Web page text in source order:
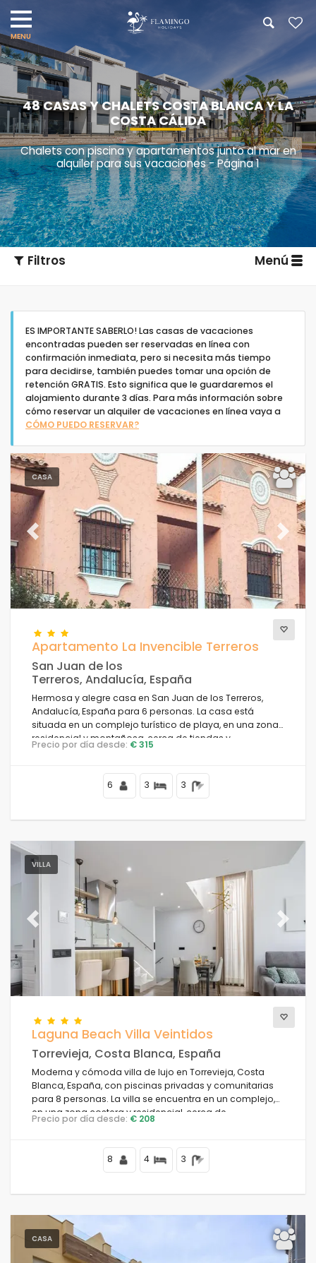
48 CASAS Y CHALETS COSTA BLANCA Y LA
COSTA CÁLIDA
Chalets con piscina y apartamentos junto al mar en
alquiler para sus vacaciones - Página 1
Filtros Menú
Tipo de alojamiento
Personas
Dormitorios
Cuartos de baño
Su selección
En el área de la ciudad
Limpiar filtros
Condiciones
Distancias
Confort
Servicios
Vistas
Categorías adicionales
Su última visita (0)
Sus favoritos (0)
Novedades (8)
ES IMPORTANTE SABERLO! Las casas de vacaciones
encontradas pueden ser reservadas en línea con
confirmación inmediata, pero si necesita más tiempo
para decidirse, también puedes tomar una opción de
retención GRATIS. Esto significa que le guardaremos el
alojamiento durante 3 días. Para más información sobre
cómo reservar un alquiler de vacaciones en línea vaya a
CÓMO PUEDO RESERVAR?
CASA
Previous Next
Apartamento La Invencible Terreros
San Juan de los
Terreros, Andalucía, España
Hermosa y alegre casa en San Juan de los Terreros,
Andalucía, España para 6 personas. La casa está
situada en un complejo turístico de playa, en una zona
residencial y montañosa, cerca de tiendas y
supermercados y a 50 m de la playa.
Precio por día desde: € 315
6 3 3
VILLA
Previous Next
Laguna Beach Villa Veintidos
Torrevieja, Costa Blanca, España
Moderna y cómoda villa de lujo en Torrevieja, Costa
Blanca, España, con piscinas privadas y comunitarias
para 8 personas. La villa se encuentra en un complejo,
en una zona costera y residencial, cerca de
restaurantes y bares, tiendas y supermercados, y a 4 km
Precio por día desde: € 208
8 4 3
CASA